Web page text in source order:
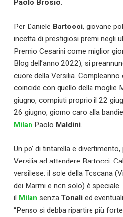
Paolo Brosio.
Per Daniele Bartocci, giovane
incetta di prestigiosi premi negli
Premio Cesarini come miglior
Blog dell’anno 2022), si
cuore della Versilia.
coincide con quello della moglie
giugno, compiuti proprio il 22
26 giugno, giorno caro alla
Milan Paolo Maldini.
Un po’ di tintarella e
Versilia ad attendere Bartocci.
versiliese: il sole della Toscana
dei Marmi e non solo) è speciale.
il Milan senza Tonali ed
“Penso si debba ripartire più